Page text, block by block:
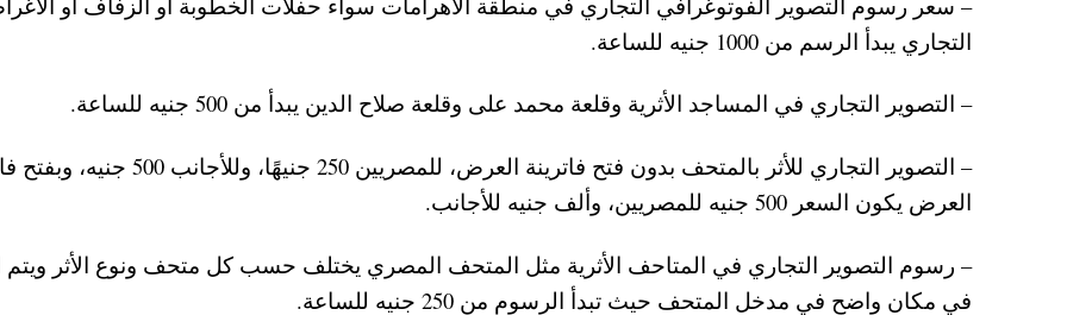
التجاري يبدأ الرسم من 1000 جنيه للساعة.
– التصوير التجاري في المساجد الأثرية وقلعة محمد على وقلعة صلاح الدين يبدأ من 500 جنيه للساعة.
– التصوير التجاري للأثر بالمتحف بدون فتح فاترينة العرض، للمصريين 250 جنيهًا،
العرض يكون السعر 500 جنيه للمصريين، وألف جنيه للأجانب.
– رسوم التصوير التجاري في المتاحف الأثرية مثل المتحف المصري يختلف حسب كل متحف ونوع الأثر ويتم
في مكان واضح في مدخل المتحف حيث تبدأ الرسوم من 250 جنيه للساعة.